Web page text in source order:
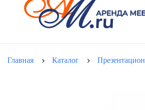
Главная Каталог